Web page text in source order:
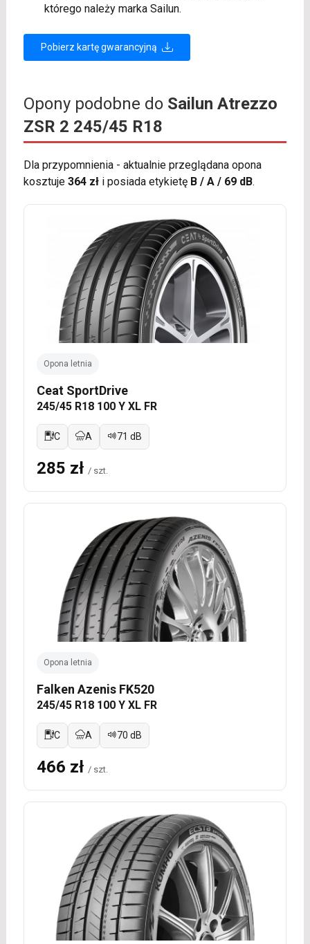
którego należy marka Sailun.
Pobierz kartę gwarancyjną
Opony podobne do Sailun Atrezzo
ZSR 2 245/45 R18
Dla przypomnienia - aktualnie przeglądana opona
kosztuje 364 złi posiada etykietę B / A / 69 dB.
Opona letnia
Ceat SportDrive
245/45 R18 100 Y XL FR
C A 71 dB
285 zł / szt.
Opona letnia
Falken Azenis FK520
245/45 R18 100 Y XL FR
C A 70 dB
466 zł / szt.